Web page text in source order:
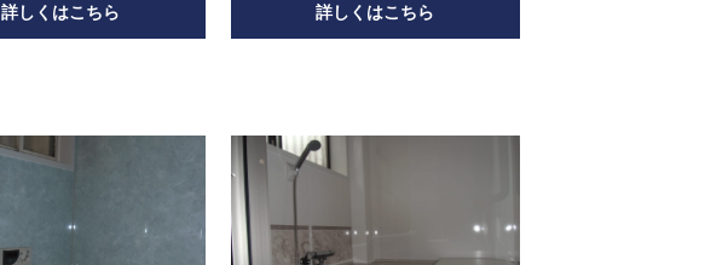
詳しくはこちら
詳しくはこちら